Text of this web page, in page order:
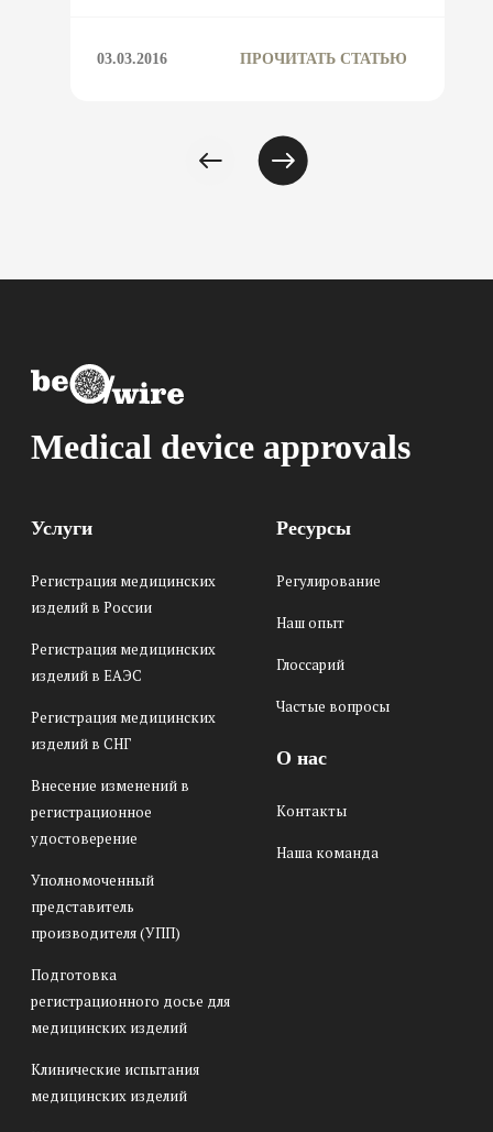
03.03.2016 ПРОЧИТАТЬ СТАТЬЮ
Medical device approvals
Услуги
Регистрация медицинских
изделий в России
Регистрация медицинских
изделий в ЕАЭС
Регистрация медицинских
изделий в СНГ
Внесение изменений в
регистрационное
удостоверение
Уполномоченный
представитель
производителя (УПП)
Подготовка
регистрационного досье для
медицинских изделий
Клинические испытания
медицинских изделий
Ресурсы
Регулирование
Наш опыт
Глоссарий
Частые вопросы
О нас
Контакты
Наша команда